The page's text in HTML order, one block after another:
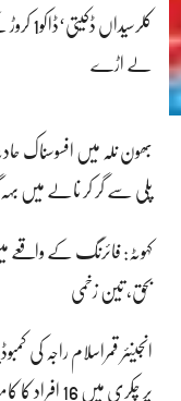
لے اڑے
بھون نلہ میں افسوسناک
پلی سے گر کر نالے میں بہہ
کہوٹہ: فائرنگ کے
بحق، تین زخمی
انجینئر قمراسلام راجہ کی
پر چکری میں 16 افراد کا کامیاب ریسکیو